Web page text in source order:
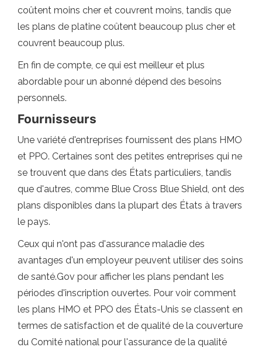
coûtent moins cher et couvrent moins, tandis que
les plans de platine coûtent beaucoup plus cher et
couvrent beaucoup plus.
En fin de compte, ce qui est meilleur et plus
abordable pour un abonné dépend des besoins
personnels.
Fournisseurs
Une variété d'entreprises fournissent des plans HMO
et PPO. Certaines sont des petites entreprises qui ne
se trouvent que dans des États particuliers, tandis
que d'autres, comme Blue Cross Blue Shield, ont des
plans disponibles dans la plupart des États à travers
le pays.
Ceux qui n'ont pas d'assurance maladie des
avantages d'un employeur peuvent utiliser des soins
de santé.Gov pour afficher les plans pendant les
périodes d'inscription ouvertes. Pour voir comment
les plans HMO et PPO des États-Unis se classent en
termes de satisfaction et de qualité de la couverture
du Comité national pour l'assurance de la qualité